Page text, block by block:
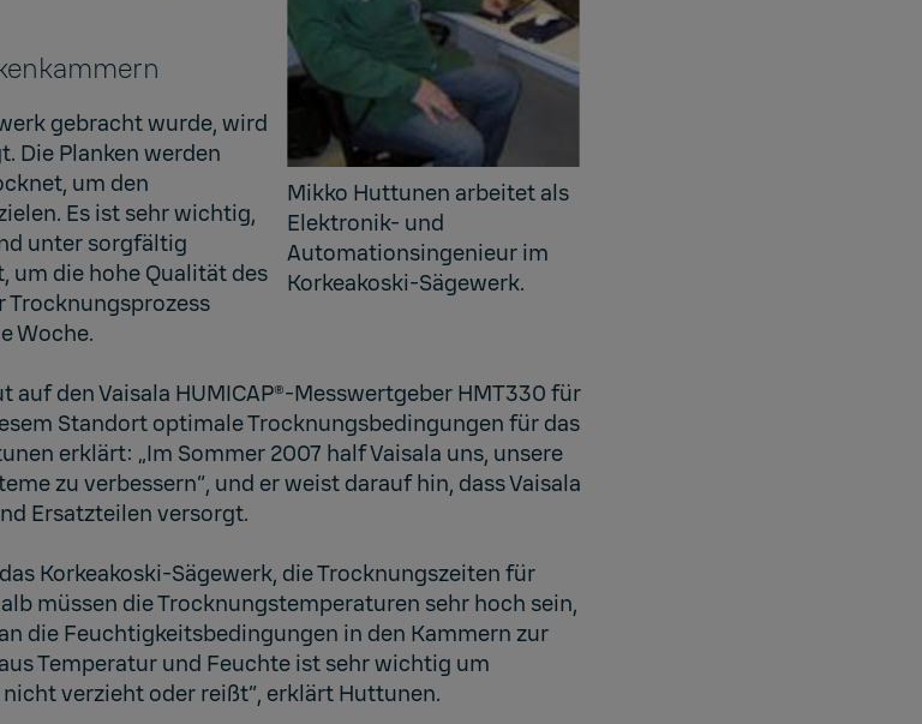
Mikko Huttunen arbeitet als
Elektronik- und
Automationsingenieur im
Korkeakoski-Sägewerk.
gebracht wurde, wird
Die Planken werden
um den
Es ist sehr wichtig,
unter sorgfältig
die hohe Qualität des
Trocknungsprozess
Woche.
auf den Vaisala HUMICAP®-Messwertgeber HMT330 für
Standort optimale Trocknungsbedingungen für das
erklärt: „Im Sommer 2007 half Vaisala uns, unsere
zu verbessern“, und er weist darauf hin, dass Vaisala
Ersatzteilen versorgt.
Korkeakoski-Sägewerk, die Trocknungszeiten für
müssen die Trocknungstemperaturen sehr hoch sein,
die Feuchtigkeitsbedingungen in den Kammern zur
Temperatur und Feuchte ist sehr wichtig um
verzieht oder reißt“, erklärt Huttunen.